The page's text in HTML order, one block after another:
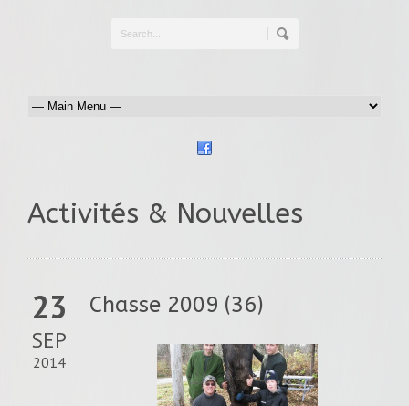
Activités & Nouvelles
23
SEP
2014
Chasse 2009 (36)